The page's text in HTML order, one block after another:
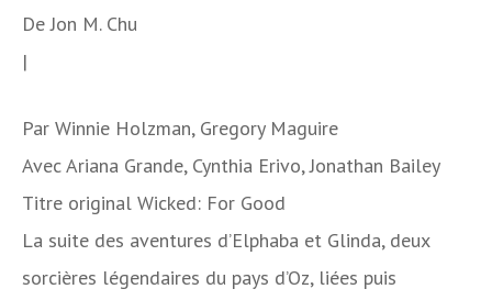
DeJon M. Chu
|
Par Winnie Holzman, Gregory Maguire
AvecAriana Grande, Cynthia Erivo, Jonathan Bailey
Titre original Wicked: For Good
La suite des aventures d’Elphaba et Glinda, deux
sorcières légendaires du pays d’Oz, liées puis